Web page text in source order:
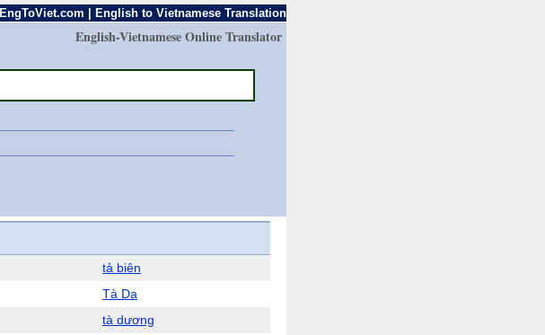
EngToViet.com | English to Vietnamese Translation
English-Vietnamese Online Translator
tả biên
Tà Da
tà dương